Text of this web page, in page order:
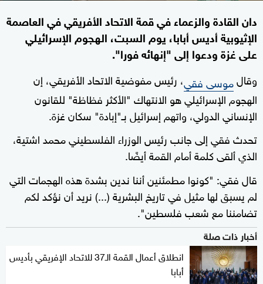
دان القادة والزعماء في قمة الاتحاد الأفريقي في العاصمة
الإثيوبية أديس أبابا، يوم السبت، الهجوم الإسرائيلي
على غزة ودعوا إلى "إنهائه فورا".
وقالموسى فقي، رئيس مفوضية الاتحاد الأفريقي، إن
الهجوم الإسرائيلي هو الانتهاك "الأكثر فظاظة" للقانون
الإنساني الدولي، واتهم إسرائيل بـ"إبادة" سكان غزة.
تحدث فقي إلى جانب رئيس الوزراء الفلسطيني محمد اشتية،
الذي ألقى كلمة أمام القمة أيضًا.
قال فقي: "كونوا مطمئنين أننا ندين بشدة هذه الهجمات التي
لم يسبق لها مثيل في تاريخ البشرية (...) نريد أن نؤكد لكم
تضامننا مع شعب فلسطين".
أخبار ذات صلة
انطلاق أعمال القمة الـ37 للاتحاد الإفريقي بأديس
أبابا